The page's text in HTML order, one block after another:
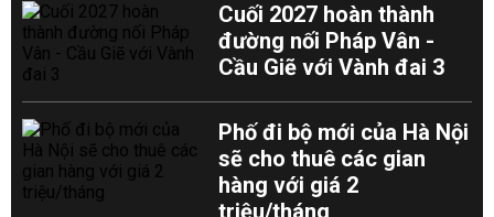
Cuối 2027 hoàn thành
đường nối Pháp Vân -
Cầu Giẽ với Vành đai 3
Phố đi bộ mới của Hà Nội
sẽ cho thuê các gian
hàng với giá 2
triệu/tháng